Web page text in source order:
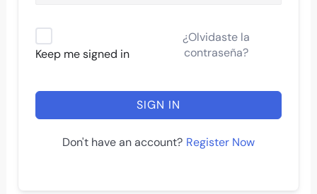
Keep me signed in
¿Olvidaste la
contraseña?
SIGN IN
Don't have an account? Register Now